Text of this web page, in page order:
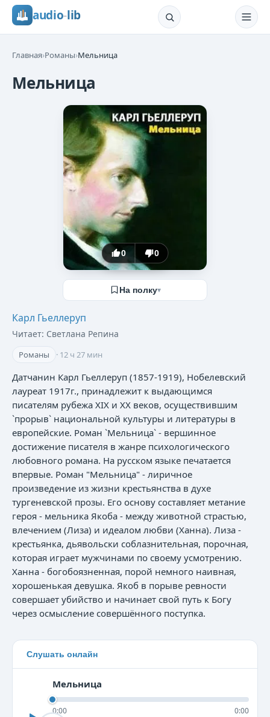
audio-lib
Главная›Романы›Мельница
Мельница
0 0
На полку▾
Карл Гьеллеруп
Читает: Светлана Репина
Романы · 12 ч 27 мин
Датчанин Карл Гьеллеруп (1857-1919), Нобелевский
лауреат 1917г., принадлежит к выдающимся
писателям рубежа XIX и XX веков, осуществившим
`прорыв` национальной культуры и литературы в
европейские. Роман `Мельница` - вершинное
достижение писателя в жанре психологического
любовного романа. На русском языке печатается
впервые. Роман "Мельница" - лиричное
произведение из жизни крестьянства в духе
тургеневской прозы. Его основу составляет метание
героя - мельника Якоба - между животной страстью,
влечением (Лиза) и идеалом любви (Ханна). Лиза -
крестьянка, дьявольски соблазнительная, порочная,
которая играет мужчинами по своему усмотрению.
Ханна - богобоязненная, порой немного наивная,
хорошенькая девушка. Якоб в порыве ревности
совершает убийство и начинает свой путь к Богу
через осмысление совершённого поступка.
Слушать онлайн
Мельница
0:00 0:00